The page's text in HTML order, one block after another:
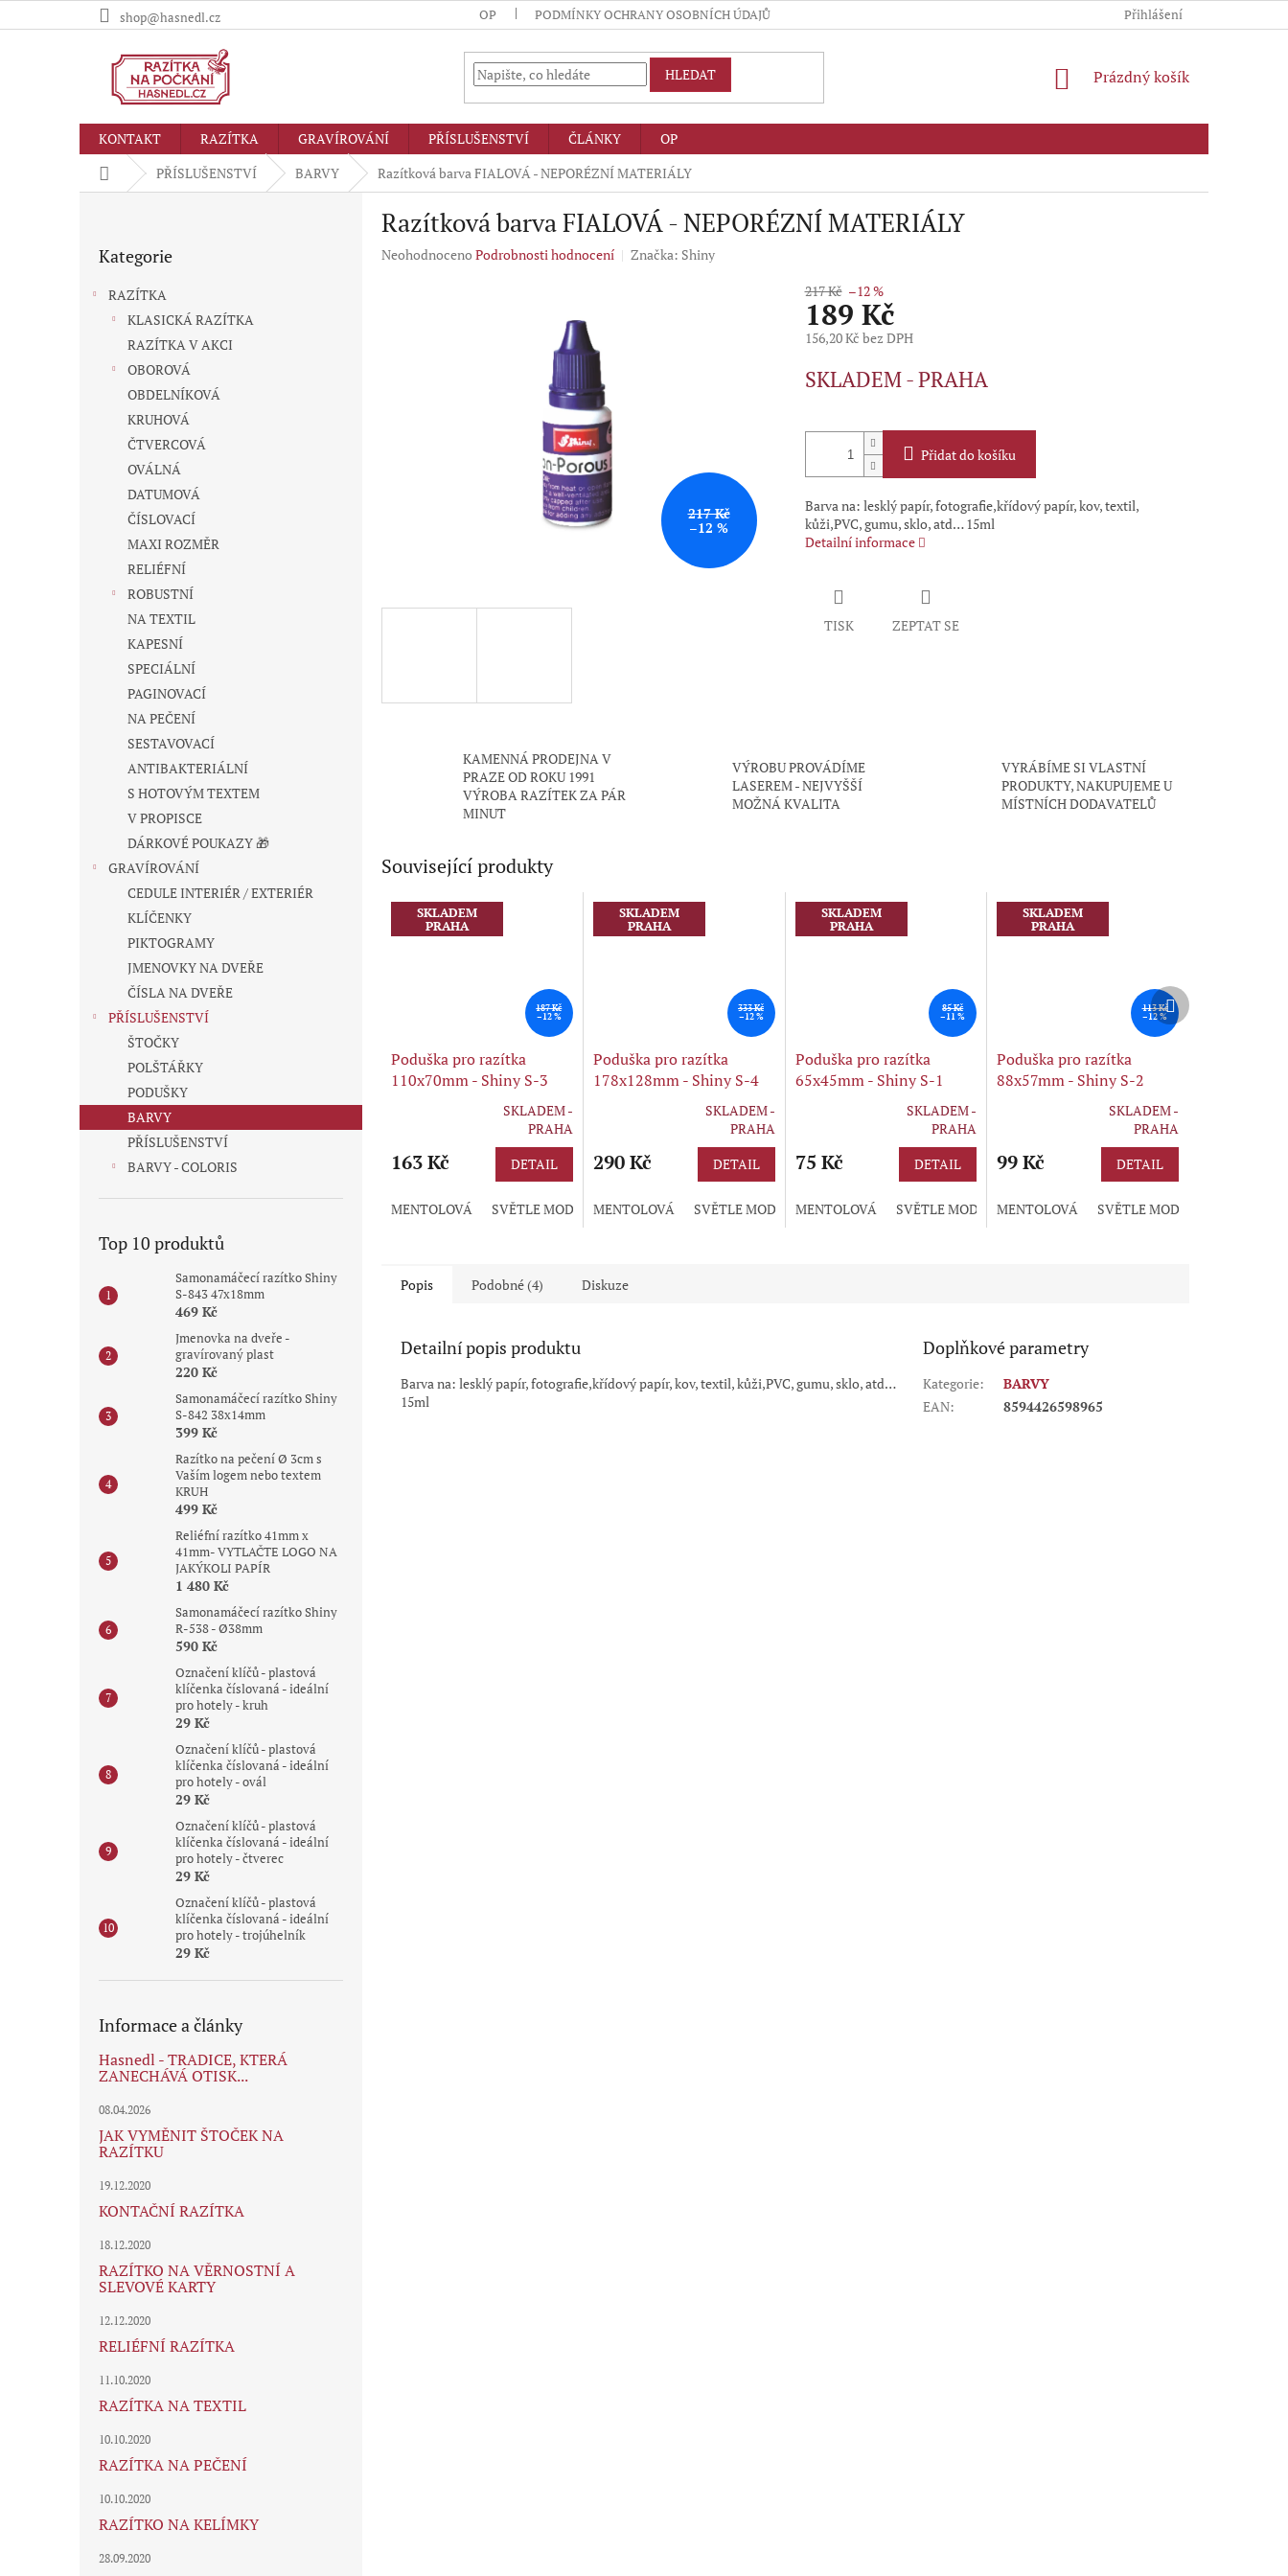
na
shop@hasnedl.cz OP PODMÍNKY OCHRANY OSOBNÍCH ÚDAJŮ Přihlášení
HLEDAT
NÁKUPNÍ
Prázdný košík
KONTAKT RAZÍTKA GRAVÍROVÁNÍ PŘÍSLUŠENSTVÍ ČLÁNKY
OP
Domů PŘÍSLUŠENSTVÍ BARVY Razítková barva FIALOVÁ - NEPORÉZNÍ MATERIÁLY
kategorie
Kategorie
RAZÍTKA
KLASICKÁ RAZÍTKA
RAZÍTKA V AKCI
OBOROVÁ
OBDELNÍKOVÁ
KRUHOVÁ
ČTVERCOVÁ
OVÁLNÁ
DATUMOVÁ
ČÍSLOVACÍ
MAXI ROZMĚR
RELIÉFNÍ
ROBUSTNÍ
NA TEXTIL
KAPESNÍ
SPECIÁLNÍ
PAGINOVACÍ
NA PEČENÍ
SESTAVOVACÍ
ANTIBAKTERIÁLNÍ
S HOTOVÝM TEXTEM
V PROPISCE
DÁRKOVÉ POUKAZY 🎁
GRAVÍROVÁNÍ
CEDULE INTERIÉR / EXTERIÉR
KLÍČENKY
PIKTOGRAMY
JMENOVKY NA DVEŘE
ČÍSLA NA DVEŘE
PŘÍSLUŠENSTVÍ
ŠTOČKY
POLŠTÁŘKY
PODUŠKY
BARVY
PŘÍSLUŠENSTVÍ
BARVY - COLORIS
Top 10 produktů
Samonamáčecí razítko Shiny
S-843 47x18mm
469 Kč
Jmenovka na dveře -
gravírovaný plast
220 Kč
Samonamáčecí razítko Shiny
S-842 38x14mm
399 Kč
Razítko na pečení Ø 3cm s
Vaším logem nebo textem
KRUH
499 Kč
Reliéfní razítko 41mm x
41mm- VYTLAČTE LOGO NA
JAKÝKOLI PAPÍR
1 480 Kč
Samonamáčecí razítko Shiny
R-538 - Ø38mm
590 Kč
Označení klíčů - plastová
klíčenka číslovaná - ideální
pro hotely - kruh
29 Kč
Označení klíčů - plastová
klíčenka číslovaná - ideální
pro hotely - ovál
29 Kč
Označení klíčů - plastová
klíčenka číslovaná - ideální
pro hotely - čtverec
29 Kč
Označení klíčů - plastová
klíčenka číslovaná - ideální
pro hotely - trojúhelník
29 Kč
Informace a články
Hasnedl - TRADICE, KTERÁ
ZANECHÁVÁ OTISK...
08.04.2026
JAK VYMĚNIT ŠTOČEK NA
RAZÍTKU
19.12.2020
KONTAČNÍ RAZÍTKA
18.12.2020
RAZÍTKO NA VĚRNOSTNÍ A
SLEVOVÉ KARTY
12.12.2020
RELIÉFNÍ RAZÍTKA
11.10.2020
RAZÍTKA NA TEXTIL
10.10.2020
RAZÍTKA NA PEČENÍ
10.10.2020
RAZÍTKO NA KELÍMKY
28.09.2020
Razítková barva FIALOVÁ - NEPORÉZNÍ MATERIÁLY
Průměrné
Neohodnoceno Podrobnosti hodnocení Značka: Shiny
217 Kč
–12 %
217 Kč –12 %
189 Kč
156,20 Kč bez DPH
cena:
SKLADEM - PRAHA
Přidat do košíku
Barva na: lesklý papír, fotografie,křídový papír, kov, textil,
kůži,PVC, gumu, sklo, atd… 15ml
Detailní informace
TISK ZEPTAT SE
KAMENNÁ PRODEJNA V
PRAZE OD ROKU 1991
VÝROBA RAZÍTEK ZA PÁR
MINUT
VÝROBU PROVÁDÍME
LASEREM - NEJVYŠŠÍ
MOŽNÁ KVALITA
VYRÁBÍME SI VLASTNÍ
PRODUKTY, NAKUPUJEME U
MÍSTNÍCH DODAVATELŮ
Související produkty
SKLADEM
PRAHA
187 Kč
–12 %
Poduška pro razítka
110x70mm - Shiny S-3
produktu
z
SKLADEM -
PRAHA
163 Kč DETAIL
MENTOLOVÁ SVĚTLE MODRÁ ZELENÁ FIALOVÁ BORDÓ ČERNÁ ČERVENÁ MODRÁ RŮŽOVÁ ŽLUTÁ HNĚDÁ
SKLADEM
PRAHA
333 Kč
–12 %
Poduška pro razítka
178x128mm - Shiny S-4
produktu
z
SKLADEM -
PRAHA
290 Kč DETAIL
MENTOLOVÁ SVĚTLE MODRÁ ZELENÁ FIALOVÁ BORDÓ ČERNÁ ČERVENÁ MODRÁ
SKLADEM
PRAHA
85 Kč
–11 %
Poduška pro razítka
65x45mm - Shiny S-1
produktu
z
SKLADEM -
PRAHA
75 Kč DETAIL
MENTOLOVÁ SVĚTLE MODRÁ ZELENÁ FIALOVÁ BORDÓ
SKLADEM
PRAHA
113 Kč
–12 %
Poduška pro razítka
88x57mm - Shiny S-2
produktu
z
SKLADEM -
PRAHA
99 Kč DETAIL
MENTOLOVÁ SVĚTLE MODRÁ
Další
produkt
Popis Podobné (4) Diskuze
Detailní popis produktu
Barva na: lesklý papír, fotografie,křídový papír, kov, textil, kůži,PVC, gumu, sklo, atd…
15ml
Doplňkové parametry
Kategorie:
BARVY
EAN: 8594426598965